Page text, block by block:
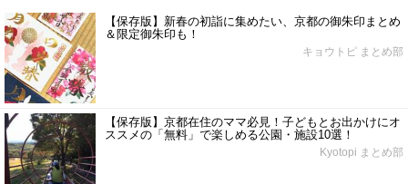
【保存版】新春の初詣に集めたい、京都の御朱印まとめ
＆限定御朱印も！
キョウトピ まとめ部
【保存版】京都在住のママ必見！子どもとお出かけにオ
ススメの「無料」で楽しめる公園・施設10選！
Kyotopi まとめ部